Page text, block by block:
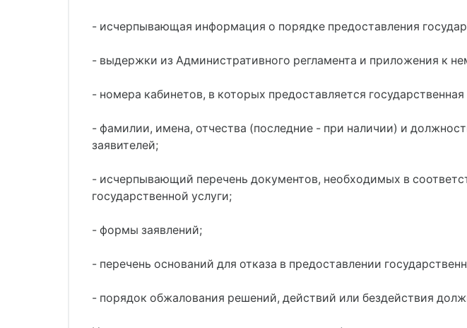
- исчерпывающая информация о порядке предоставления
- выдержки из Административного регламента и приложения к
- номера кабинетов, в которых предоставляется государственная
- фамилии, имена, отчества (последние - при наличии) и
заявителей;
- исчерпывающий перечень документов, необходимых в
государственной услуги;
- формы заявлений;
- перечень оснований для отказа в предоставлении
- порядок обжалования решений, действий или бездействия